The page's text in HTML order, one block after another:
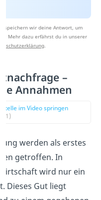
speichern wir deine Antwort, um
Mehr dazu erfährst du in unserer
–
Annahmen
Stelle im Video springen
werden als erstes
getroffen. In
wird nur ein
Dieses Gut liegt